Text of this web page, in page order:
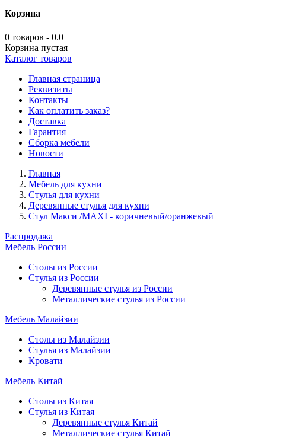
Корзина
0 товаров - 0.0
Корзина пустая
Каталог товаров
Главная страница
Реквизиты
Контакты
Как оплатить заказ?
Доставка
Гарантия
Сборка мебели
Новости
Главная
Мебель для кухни
Стулья для кухни
Деревянные стулья для кухни
Стул Макси /MAXI - коричневый/оранжевый
Распродажа
Мебель России
Столы из России
Стулья из России
Деревянные стулья из России
Металлические стулья из России
Мебель Малайзии
Столы из Малайзии
Стулья из Малайзии
Кровати
Мебель Китай
Столы из Китая
Стулья из Китая
Деревянные стулья Китай
Металлические стулья Китай